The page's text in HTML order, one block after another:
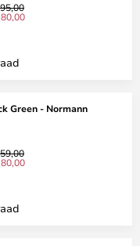
Green - Normann